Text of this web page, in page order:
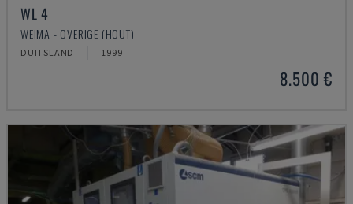
WL 4
WEIMA - OVERIGE (HOUT)
DUITSLAND 1999
8.500 €